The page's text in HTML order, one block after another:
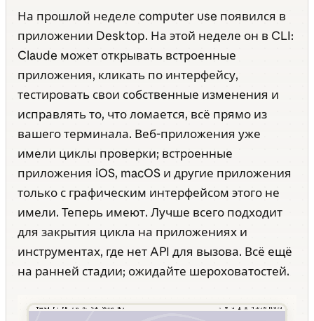
На прошлой неделе computer use появился в
приложении Desktop. На этой неделе он в CLI:
Claude может открывать встроенные
приложения, кликать по интерфейсу,
тестировать свои собственные изменения и
исправлять то, что ломается, всё прямо из
вашего терминала. Веб-приложения уже
имели циклы проверки; встроенные
приложения iOS, macOS и другие приложения
только с графическим интерфейсом этого не
имели. Теперь имеют. Лучше всего подходит
для закрытия цикла на приложениях и
инструментах, где нет API для вызова. Всё ещё
на ранней стадии; ожидайте шероховатостей.